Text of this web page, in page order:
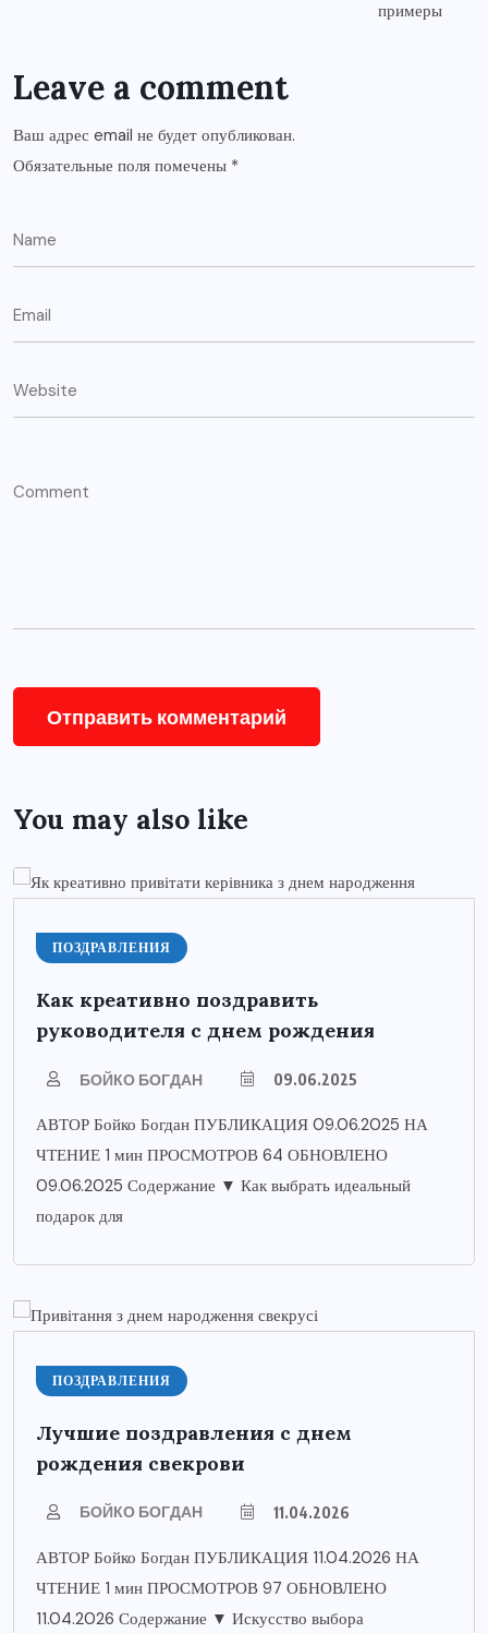
Leave a comment
Ваш адрес email не будет опубликован.
Обязательные поля помечены *
You may also like
ПОЗДРАВЛЕНИЯ
Как креативно поздравить
руководителя с днем рождения
БОЙКО БОГДАН 09.06.2025
АВТОР Бойко Богдан ПУБЛИКАЦИЯ 09.06.2025 НА
ЧТЕНИЕ 1 мин ПРОСМОТРОВ 64 ОБНОВЛЕНО
09.06.2025 Содержание ▼ Как выбрать идеальный
подарок для
ПОЗДРАВЛЕНИЯ
Лучшие поздравления с днем
рождения свекрови
БОЙКО БОГДАН 11.04.2026
АВТОР Бойко Богдан ПУБЛИКАЦИЯ 11.04.2026 НА
ЧТЕНИЕ 1 мин ПРОСМОТРОВ 97 ОБНОВЛЕНО
11.04.2026 Содержание ▼ Искусство выбора